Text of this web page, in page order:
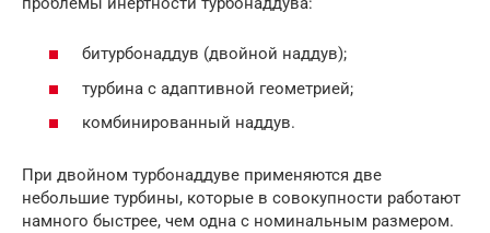
битурбонаддув (двойной наддув);
турбина с адаптивной геометрией;
комбинированный наддув.
При двойном турбонаддуве применяются две
небольшие турбины, которые в совокупности работают
намного быстрее, чем одна с номинальным размером.